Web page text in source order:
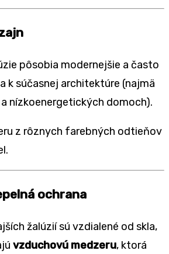
pôsobia modernejšie a často
k súčasnej architektúre (najmä
nízkoenergetických domoch).
z rôznych farebných odtieňov
ochrana
žalúzií sú vzdialené od skla,
vzduchovú medzeru, ktorá